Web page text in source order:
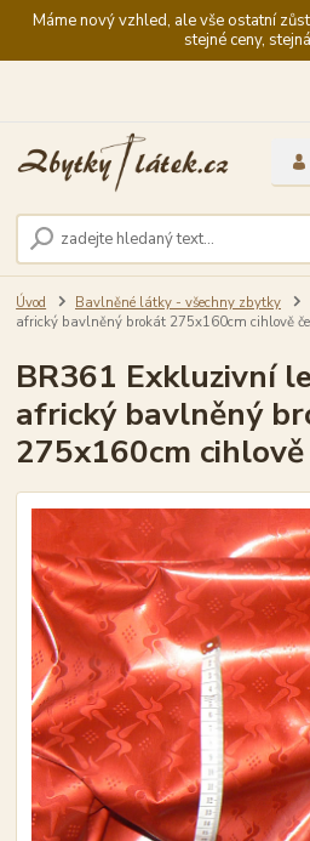
Máme nový vzhled, ale vše ostatní
stejné ceny,
Úvod Bavlněné látky - všechny zbytky
africký bavlněný brokát 275x160cm cihlově
BR361 Exkluzivní
africký bavlněný
275x160cm